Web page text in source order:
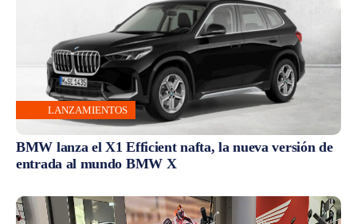
LANZAMIENTOS
BMW lanza el X1 Efficient nafta, la nueva versión de
entrada al mundo BMW X